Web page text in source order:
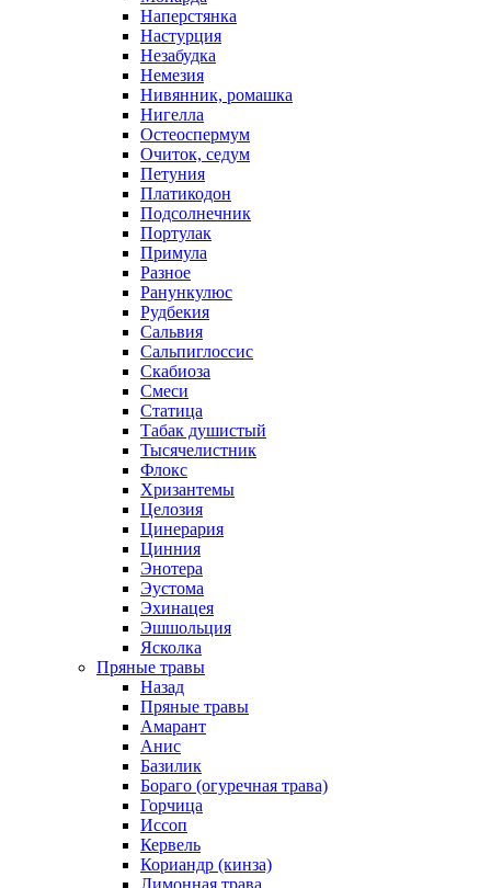
Наперстянка
Настурция
Незабудка
Немезия
Нивянник, ромашка
Нигелла
Остеоспермум
Очиток, седум
Петуния
Платикодон
Подсолнечник
Портулак
Примула
Разное
Ранункулюс
Рудбекия
Сальвия
Сальпиглоссис
Скабиоза
Смеси
Статица
Табак душистый
Тысячелистник
Флокс
Хризантемы
Целозия
Цинерария
Цинния
Энотера
Эустома
Эхинацея
Эшшольция
Ясколка
Пряные травы
Назад
Пряные травы
Амарант
Анис
Базилик
Бораго (огуречная трава)
Горчица
Иссоп
Кервель
Кориандр (кинза)
Лимонная трава